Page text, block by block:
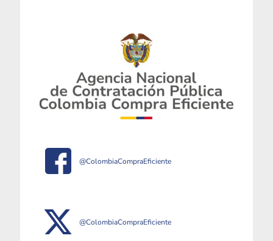
@ColombiaCompraEficiente
@ColombiaCompraEficiente